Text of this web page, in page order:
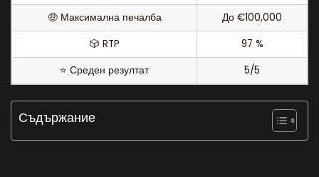
🤑 Максимална печалба
До €100,000
🎲 RTP
97 %
⭐ Среден резултат
5/5
Съдържание